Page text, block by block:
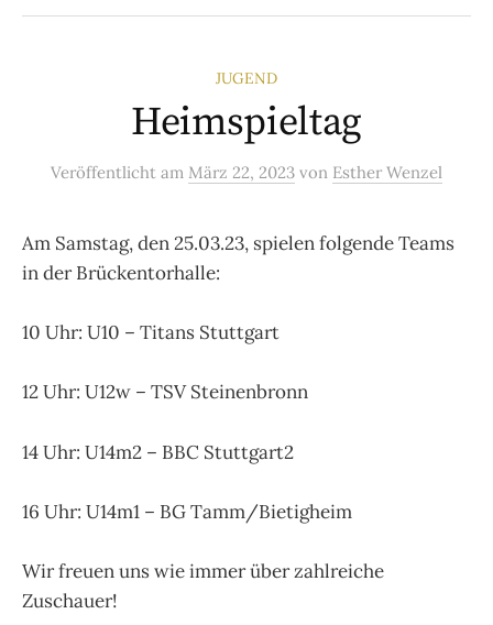
JUGEND
Heimspieltag
Veröffentlicht am März 22, 2023 von Esther Wenzel
Am Samstag, den 25.03.23, spielen folgende Teams
in der Brückentorhalle:
10 Uhr: U10 – Titans Stuttgart
12 Uhr: U12w – TSV Steinenbronn
14 Uhr: U14m2 – BBC Stuttgart2
16 Uhr: U14m1 – BG Tamm/Bietigheim
Wir freuen uns wie immer über zahlreiche
Zuschauer!